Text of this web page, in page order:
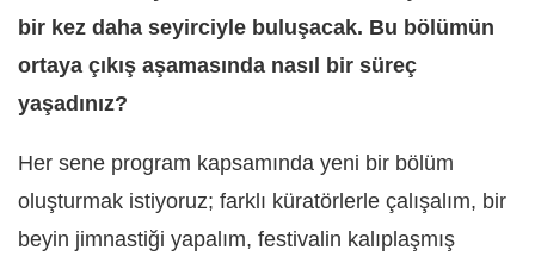
bir kez daha seyirciyle buluşacak. Bu bölümün
ortaya çıkış aşamasında nasıl bir süreç
yaşadınız?
Her sene program kapsamında yeni bir bölüm
oluşturmak istiyoruz; farklı küratörlerle çalışalım, bir
beyin jimnastiği yapalım, festivalin kalıplaşmış